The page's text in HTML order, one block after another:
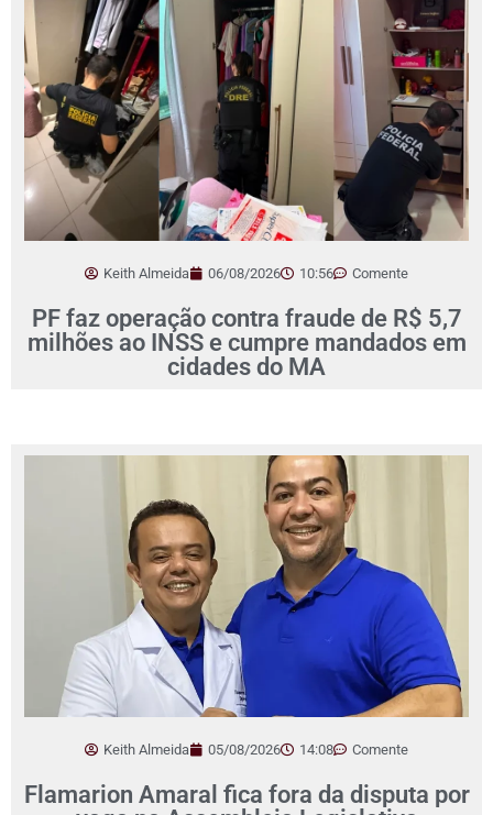
Keith Almeida 06/08/2026 10:56 Comente
PF faz operação contra fraude de R$ 5,7
milhões ao INSS e cumpre mandados em
cidades do MA
Keith Almeida 05/08/2026 14:08 Comente
Flamarion Amaral fica fora da disputa por